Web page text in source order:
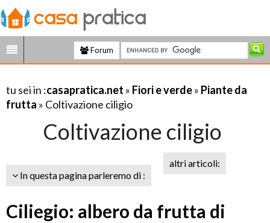
Forum
tu sei in :casapratica.net » Fiori e verde» Piante da
frutta » Coltivazione ciligio
Coltivazione ciligio
In questa pagina parleremo di :
altri articoli:
Ciliegio: albero da frutta di